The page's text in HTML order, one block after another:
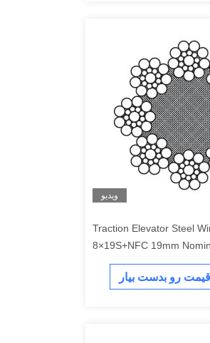
ویدیو
Traction Elevator Steel
8×19S+NFC 19mm
قیمت رو بدست بیار